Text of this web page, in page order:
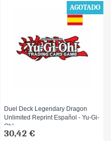
Duel Deck Legendary Dragon
Unlimited Reprint Español - Yu-Gi-
Oh!
30,42 €
AGOTADO